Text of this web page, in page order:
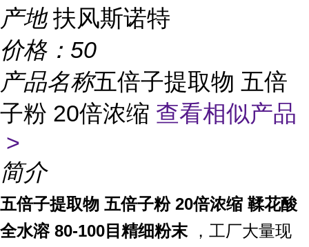
产地 扶风斯诺特
价格： 50
产品名称五倍子提取物 五倍
子粉 20倍浓缩 查看相似产品
>
简介
五倍子提取物 五倍子粉 20倍浓缩 鞣花酸
全水溶 80-100目精细粉末 ，工厂大量现